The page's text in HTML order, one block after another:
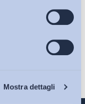
Mostra dettagli